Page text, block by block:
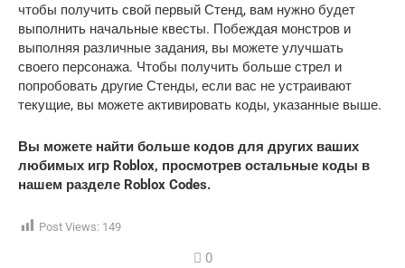
чтобы получить свой первый Стенд, вам нужно будет
выполнить начальные квесты. Побеждая монстров и
выполняя различные задания, вы можете улучшать
своего персонажа. Чтобы получить больше стрел и
попробовать другие Стенды, если вас не устраивают
текущие, вы можете активировать коды, указанные выше.
Вы можете найти больше кодов для других ваших
любимых игр Roblox, просмотрев остальные коды в
нашем разделе Roblox Codes.
Post Views: 149
0